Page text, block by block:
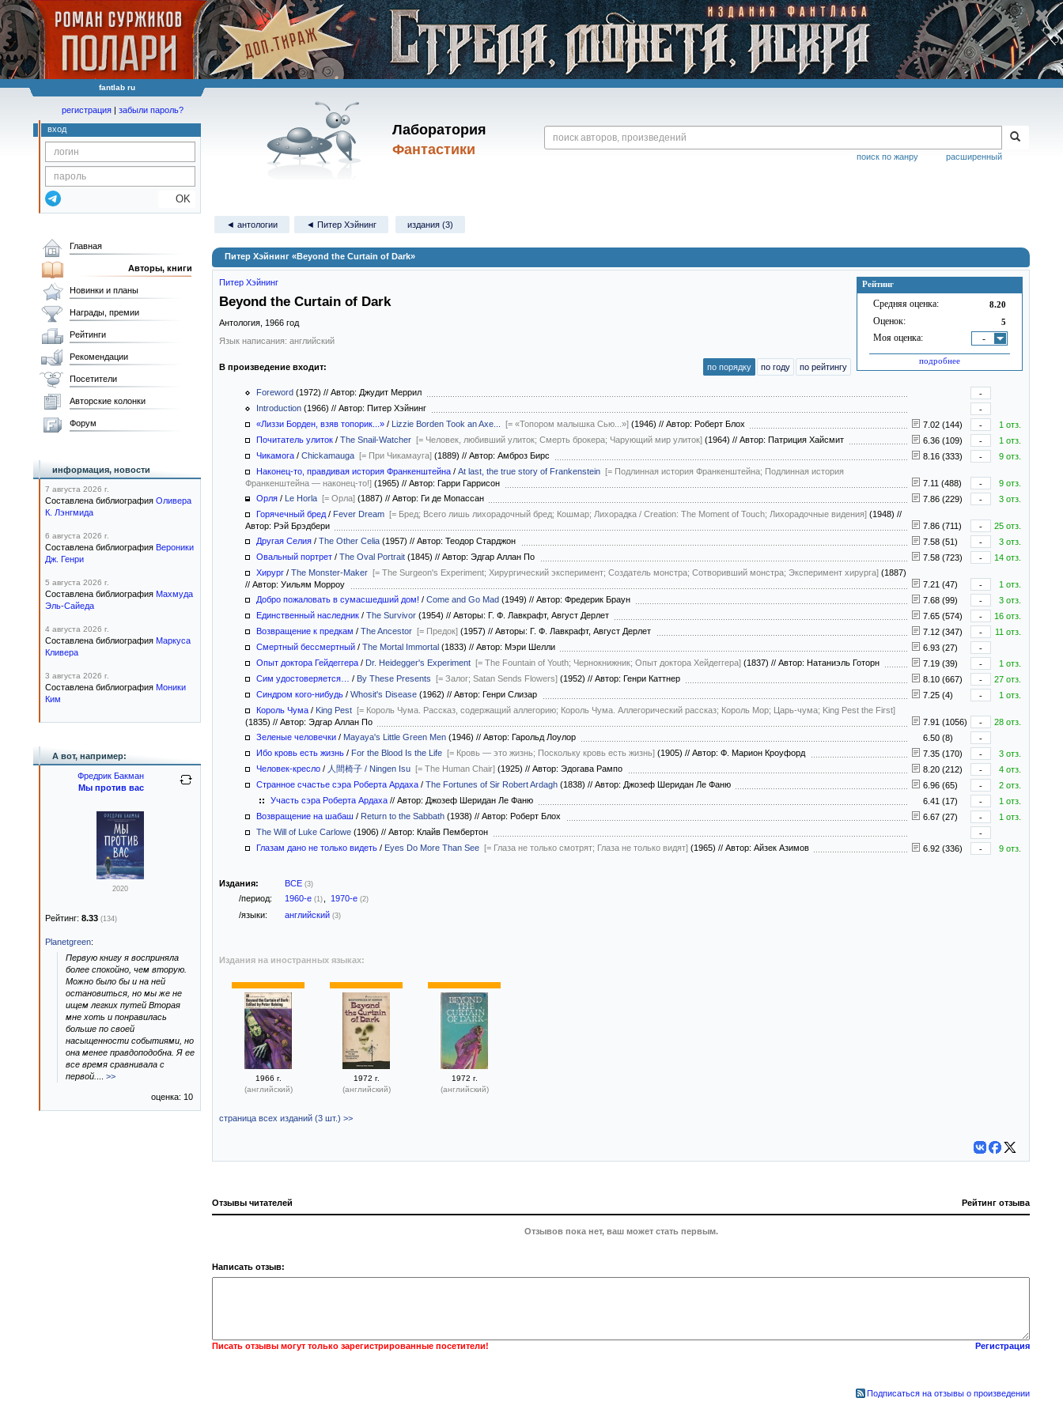
fantlab ru
Лаборатория
Фантастики
расширенный
поиск по жанру
регистрация | забыли пароль?
вход
OK
◄ антологии ◄ Питер Хэйнинг издания (3)
Питер Хэйнинг «Beyond the Curtain of Dark»
Рейтинг
Средняя оценка: 8.20
Оценок: 5
Моя оценка: -
подробнее
Питер Хэйнинг
Beyond the Curtain of Dark
Антология, 1966 год
Язык написания: английский
В произведение входит: по порядку по году по рейтингу
Foreword (1972) // Автор: Джудит Меррил
-
Introduction (1966) // Автор: Питер Хэйнинг
-
«Лиззи Борден, взяв топорик...» / Lizzie Borden Took an Axe... [= «Топором малышка Сью...»] (1946) // Автор: Роберт Блох 7.02 (144) -
1 отз.
Почитатель улиток / The Snail-Watcher [= Человек, любивший улиток; Смерть брокера; Чарующий мир улиток] (1964) // Автор: Патриция Хайсмит 6.36 (109) -
1 отз.
Чикамога / Chickamauga [= При Чикамауга] (1889) // Автор: Амброз Бирс 8.16 (333) -
9 отз.
Наконец-то, правдивая история Франкенштейна / At last, the true story of Frankenstein [= Подлинная история Франкенштейна; Подлинная история
Франкенштейна — наконец-то!] (1965) // Автор: Гарри Гаррисон 7.11 (488) -
9 отз.
Орля / Le Horla [= Орла] (1887) // Автор: Ги де Мопассан 7.86 (229) -
3 отз.
Горячечный бред / Fever Dream [= Бред; Всего лишь лихорадочный бред; Кошмар; Лихорадка / Creation: The Moment of Touch; Лихорадочные видения] (1948) //
Автор: Рэй Брэдбери
7.86 (711) -
25 отз.
Другая Селия / The Other Celia (1957) // Автор: Теодор Старджон 7.58 (51) -
3 отз.
Овальный портрет / The Oval Portrait (1845) // Автор: Эдгар Аллан По 7.58 (723) -
14 отз.
Хирург / The Monster-Maker [= The Surgeon's Experiment; Хирургический эксперимент; Создатель монстра; Сотворивший монстра; Эксперимент хирурга] (1887)
// Автор: Уильям Морроу 7.21 (47) -
1 отз.
Добро пожаловать в сумасшедший дом! / Come and Go Mad (1949) // Автор: Фредерик Браун 7.68 (99) -
3 отз.
Единственный наследник / The Survivor (1954) // Авторы: Г. Ф. Лавкрафт, Август Дерлет 7.65 (574) -
16 отз.
Возвращение к предкам / The Ancestor [= Предок] (1957) // Авторы: Г. Ф. Лавкрафт, Август Дерлет 7.12 (347) -
11 отз.
Смертный бессмертный / The Mortal Immortal (1833) // Автор: Мэри Шелли 6.93 (27)
-
Опыт доктора Гейдеггера / Dr. Heidegger's Experiment [= The Fountain of Youth; Чернокнижник; Опыт доктора Хейдеггера] (1837) // Автор: Натаниэль Готорн 7.19 (39) -
1 отз.
Сим удостоверяется…
/ By These Presents [= Залог; Satan Sends Flowers] (1952) // Автор: Генри Каттнер 8.10 (667) -
27 отз.
Синдром кого-нибудь / Whosit's Disease (1962) // Автор: Генри Слизар 7.25 (4) -
1 отз.
Король Чума / King Pest [= Король Чума. Рассказ, содержащий аллегорию; Король Чума. Аллегорический рассказ; Король Мор; Царь-чума; King Pest the First]
(1835) // Автор: Эдгар Аллан По 7.91 (1056) -
28 отз.
Зеленые человечки / Mayaya's Little Green Men (1946) // Автор: Гарольд Лоулор 6.50 (8)
-
Ибо кровь есть жизнь / For the Blood Is the Life [= Кровь — это жизнь; Поскольку кровь есть жизнь] (1905) // Автор: Ф. Марион Кроуфорд 7.35 (170) -
3 отз.
Человек-кресло / 人間椅子 / Ningen Isu [= The Human Chair] (1925) // Автор: Эдогава Рампо 8.20 (212) -
4 отз.
Странное счастье сэра Роберта Ардаха / The Fortunes of Sir Robert Ardagh (1838) // Автор: Джозеф Шеридан Ле Фаню 6.96 (65) -
2 отз.
Участь сэра Роберта Ардаха // Автор: Джозеф Шеридан Ле Фаню 6.41 (17) -
1 отз.
Возвращение на шабаш / Return to the Sabbath (1938) // Автор: Роберт Блох 6.67 (27) -
1 отз.
The Will of Luke Carlowe (1906) // Автор: Клайв Пембертон
-
Глазам дано не только видеть / Eyes Do More Than See [= Глаза не только смотрят; Глаза не только видят] (1965) // Автор: Айзек Азимов 6.92 (336) - 9 отз.
Издания: ВСЕ (3)
/период: 1960-е (1) 1970-е (2)
/языки: английский (3)
Издания на иностранных языках:
1966 г.
(английский)
1972 г.
(английский)
1972 г.
(английский)
страница всех изданий (3 шт.) >>
Отзывы читателей Рейтинг отзыва
Отзывов пока нет, ваш может стать первым.
Написать отзыв:
Писать отзывы могут только зарегистрированные посетители! Регистрация
Подписаться на отзывы о произведении
Главная
Авторы, книги
Новинки и планы
Награды, премии
Рейтинги
Рекомендации
Посетители
Авторские колонки
Форум
информация, новости
7 августа 2026 г.
Составлена библиография Оливера
К. Лэнгмида
6 августа 2026 г.
Составлена библиография Вероники
Дж. Генри
5 августа 2026 г.
Составлена библиография Махмуда
Эль-Сайеда
4 августа 2026 г.
Составлена библиография Маркуса
Кливера
3 августа 2026 г.
Составлена библиография Моники
Ким
А вот, например:
Фредрик Бакман
Мы против вас
2020
Рейтинг: 8.33 (134)
Planetgreen:
Первую книгу я восприняла
более спокойно, чем вторую.
Можно было бы и на ней
остановиться, но мы же не
ищем легких путей Вторая
мне хоть и понравилась
больше по своей
насыщенности событиями, но
она менее правдоподобна. Я ее
все время сравнивала с
первой.
>>
оценка: 10